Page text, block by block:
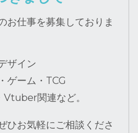
お仕事を募集しておりま
ザイン
ゲーム・TCG
関連など。
ひお気軽にご相談くださ